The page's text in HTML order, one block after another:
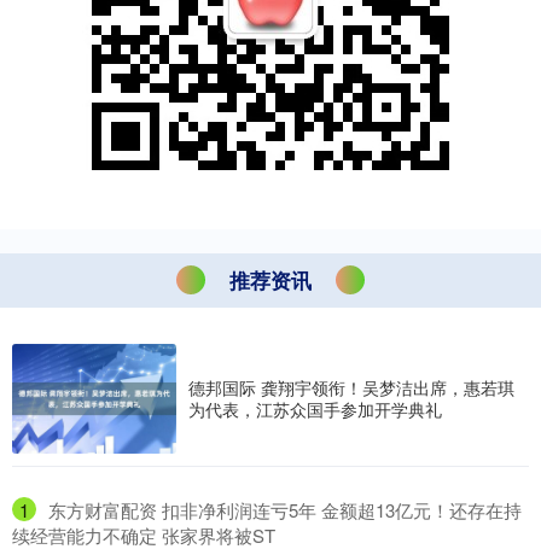
推荐资讯
德邦国际 龚翔宇领衔！吴梦洁出席，惠若琪
为代表，江苏众国手参加开学典礼
1
​东方财富配资 扣非净利润连亏5年 金额超13亿元！还存在持
续经营能力不确定 张家界将被ST